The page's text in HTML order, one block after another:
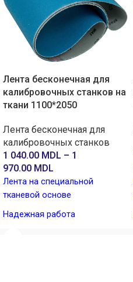
Лента бесконечная для
калибровочных станков на
ткани 1100*2050
Лента бесконечная для
калибровочных станков
1 040.00 MDL – 1
970.00 MDL
Лента на специальной
тканевой основе
Надежная работа